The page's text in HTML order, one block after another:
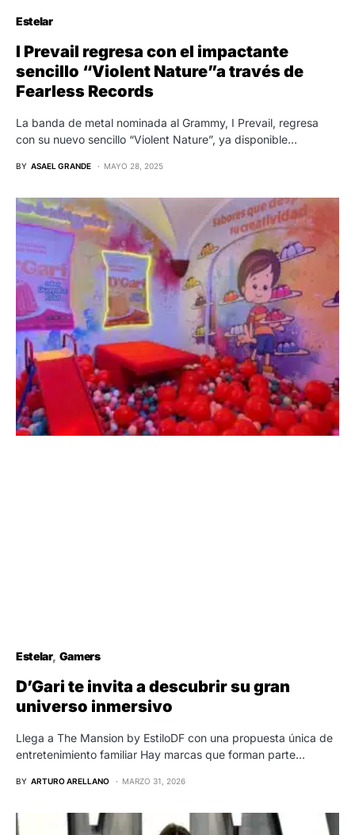
Estelar
I Prevail regresa con el impactante
sencillo “Violent Nature”a través de
Fearless Records
La banda de metal nominada al Grammy, I Prevail, regresa
con su nuevo sencillo “Violent Nature”, ya disponible…
BY ASAEL GRANDE MAYO 28, 2025
Estelar Gamers
D’Gari te invita a descubrir su gran
universo inmersivo
Llega a The Mansion by EstiloDF con una propuesta única de
entretenimiento familiar Hay marcas que forman parte…
BY ARTURO ARELLANO MARZO 31, 2026